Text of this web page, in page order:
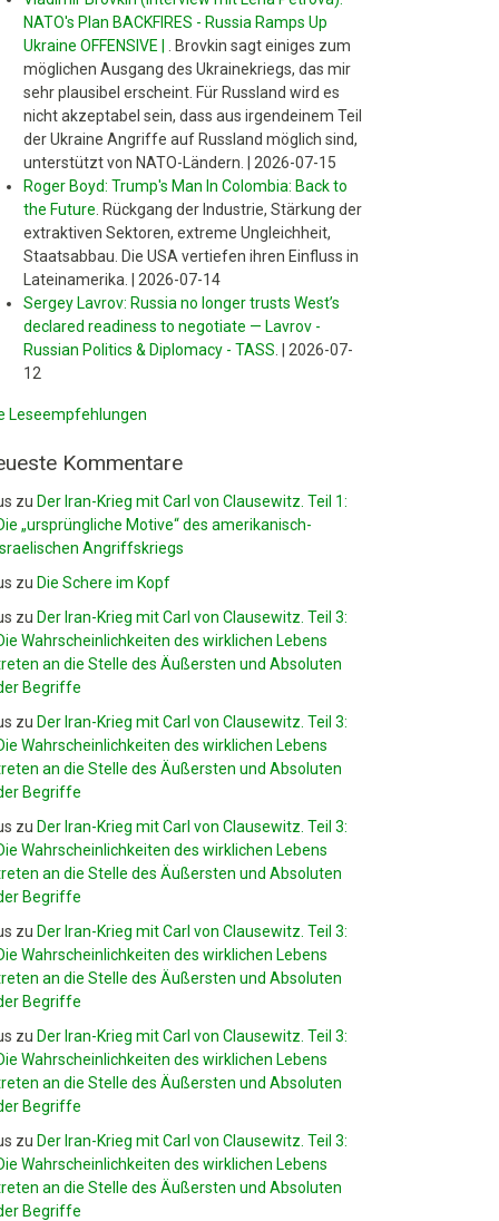
NATO's Plan BACKFIRES - Russia Ramps Up
Ukraine OFFENSIVE |
Brovkin sagt einiges zum
möglichen Ausgang des Ukrainekriegs, das mir
sehr plausibel erscheint. Für Russland wird es
nicht akzeptabel sein, dass aus irgendeinem Teil
der Ukraine Angriffe auf Russland möglich sind,
unterstützt von NATO-Ländern.
2026-07-15
Roger Boyd: Trump's Man In Colombia: Back to
the Future Rückgang der Industrie, Stärkung der
extraktiven Sektoren, extreme Ungleichheit,
Staatsabbau. Die USA vertiefen ihren Einfluss in
Lateinamerika.
2026-07-14
Sergey Lavrov: Russia no longer trusts West’s
declared readiness to negotiate — Lavrov -
Russian Politics & Diplomacy - TASS
2026-07-
12
Leseempfehlungen
Kommentare
zu Der Iran-Krieg mit Carl von Clausewitz. Teil 1:
„ursprüngliche Motive“ des amerikanisch-
Angriffskriegs
zu Die Schere im Kopf
zu Der Iran-Krieg mit Carl von Clausewitz. Teil 3:
Wahrscheinlichkeiten des wirklichen Lebens
an die Stelle des Äußersten und Absoluten
Begriffe
zu Der Iran-Krieg mit Carl von Clausewitz. Teil 3:
Wahrscheinlichkeiten des wirklichen Lebens
an die Stelle des Äußersten und Absoluten
Begriffe
zu Der Iran-Krieg mit Carl von Clausewitz. Teil 3:
Wahrscheinlichkeiten des wirklichen Lebens
an die Stelle des Äußersten und Absoluten
Begriffe
zu Der Iran-Krieg mit Carl von Clausewitz. Teil 3:
Wahrscheinlichkeiten des wirklichen Lebens
an die Stelle des Äußersten und Absoluten
Begriffe
zu Der Iran-Krieg mit Carl von Clausewitz. Teil 3:
Wahrscheinlichkeiten des wirklichen Lebens
an die Stelle des Äußersten und Absoluten
Begriffe
zu Der Iran-Krieg mit Carl von Clausewitz. Teil 3:
Wahrscheinlichkeiten des wirklichen Lebens
an die Stelle des Äußersten und Absoluten
Begriffe